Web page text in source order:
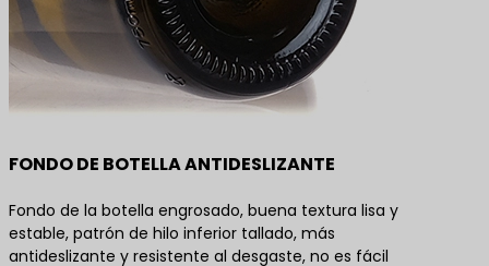
FONDO DE BOTELLA ANTIDESLIZANTE
Fondo de la botella engrosado, buena textura lisa y
estable, patrón de hilo inferior tallado, más
antideslizante y resistente al desgaste, no es fácil